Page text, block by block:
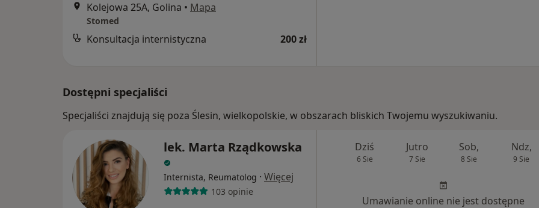
Kolejowa 25A, Golina • Mapa
Stomed
Konsultacja internistyczna 200 zł
Dostępni specjaliści
Specjaliści znajdują się poza Ślesin, wielkopolskie, w obszarach bliskich Twojemu wyszukiwaniu.
lek. Marta Rządkowska
Internista, Reumatolog · Więcej
103 opinie
Dziś
6 Sie
Jutro
7 Sie
Sob,
8 Sie
Ndz,
9 Sie
Umawianie online nie jest dostępne